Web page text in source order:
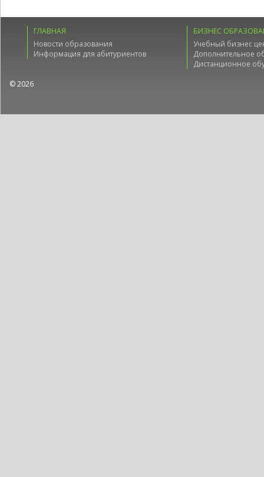
ГЛАВНАЯ
Новости образования
Информация для абитуриентов
БИЗНЕС
Учебный бизнес
Дополнительное
Дистанционное
© 2026